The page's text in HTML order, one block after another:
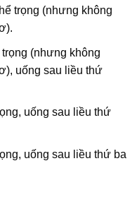
trọng (nhưng không
(nhưng không
uống sau liều thứ
uống sau liều thứ
uống sau liều thứ ba